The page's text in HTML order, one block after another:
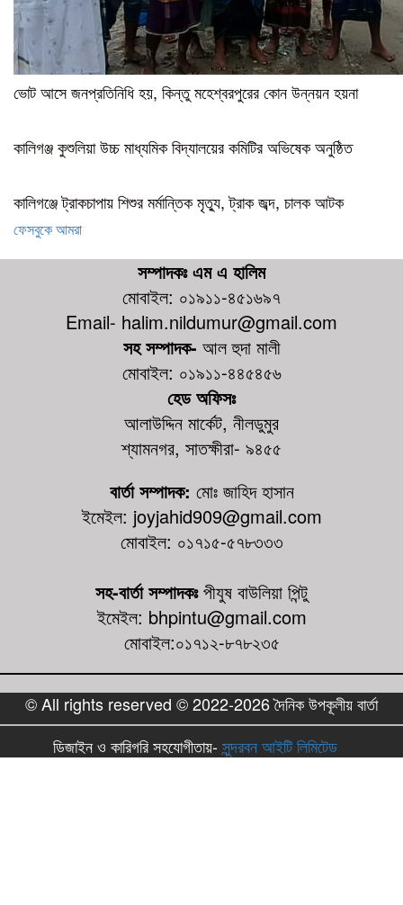
ভোট আসে জনপ্রতিনিধি হয়, কিন্তু মহেশ্বরপুরের কোন উন্নয়ন হয়না
কালিগঞ্জ কুশুলিয়া উচ্চ মাধ্যমিক বিদ্যালয়ের কমিটির অভিষেক অনুষ্ঠিত
কালিগঞ্জে ট্রাকচাপায় শিশুর মর্মান্তিক মৃত্যু, ট্রাক জব্দ, চালক আটক
ফেসবুকে আমরা
সম্পাদকঃ এম এ হালিম
মোবাইল: ০১৯১১-৪৫১৬৯৭
Email- halim.nildumur@gmail.com
সহ সম্পাদক- আল হুদা মালী
মোবাইল: ০১৯১১-৪৪৫৪৫৬
হেড অফিসঃ
আলাউদ্দিন মার্কেট, নীলডুমুর
শ্যামনগর, সাতক্ষীরা- ৯৪৫৫
বার্তা সম্পাদক: মোঃ জাহিদ হাসান
ইমেইল: joyjahid909@gmail.com
মোবাইল: ০১৭১৫-৫৭৮৩৩৩
সহ-বার্তা সম্পাদকঃপীযুষ বাউলিয়া পিন্টু
ইমেইল: bhpintu@gmail.com
মোবাইল:০১৭১২-৮৭৮২৩৫
© All rights reserved © 2022-2026 দৈনিক উপকূলীয় বার্তা
ডিজাইন ও কারিগরি সহযোগীতায়- সুন্দরবন আইটি লিমিটেড